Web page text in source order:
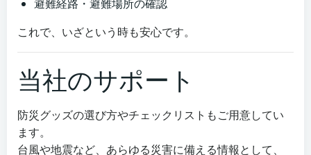
避難経路・避難場所の確認
これで、いざという時も安心です。
当社のサポート
防災グッズの選び方やチェックリストもご用意してい
ます。
台風や地震など、あらゆる災害に備える情報として、